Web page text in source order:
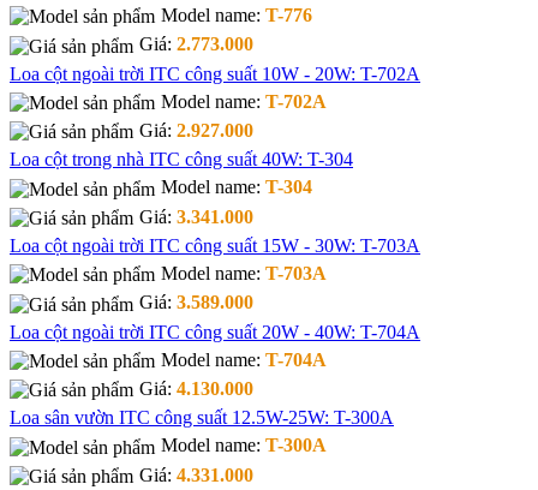
Model name: T-776
Giá: 2.773.000
Loa cột ngoài trời ITC công suất 10W - 20W: T-702A
Model name: T-702A
Giá: 2.927.000
Loa cột trong nhà ITC công suất 40W: T-304
Model name: T-304
Giá: 3.341.000
Loa cột ngoài trời ITC công suất 15W - 30W: T-703A
Model name: T-703A
Giá: 3.589.000
Loa cột ngoài trời ITC công suất 20W - 40W: T-704A
Model name: T-704A
Giá: 4.130.000
Loa sân vườn ITC công suất 12.5W-25W: T-300A
Model name: T-300A
Giá: 4.331.000